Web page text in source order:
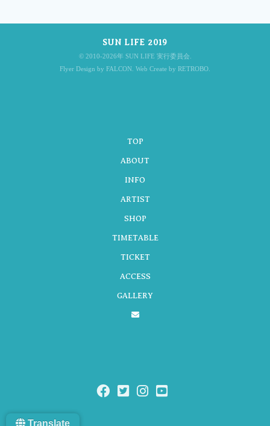
SUN LIFE 2019
© 2010-2026年 SUN LIFE 実行委員会.
Flyer Design by FALCON. Web Create by RETROBO.
TOP
ABOUT
INFO
ARTIST
SHOP
TIMETABLE
TICKET
ACCESS
GALLERY
Translate